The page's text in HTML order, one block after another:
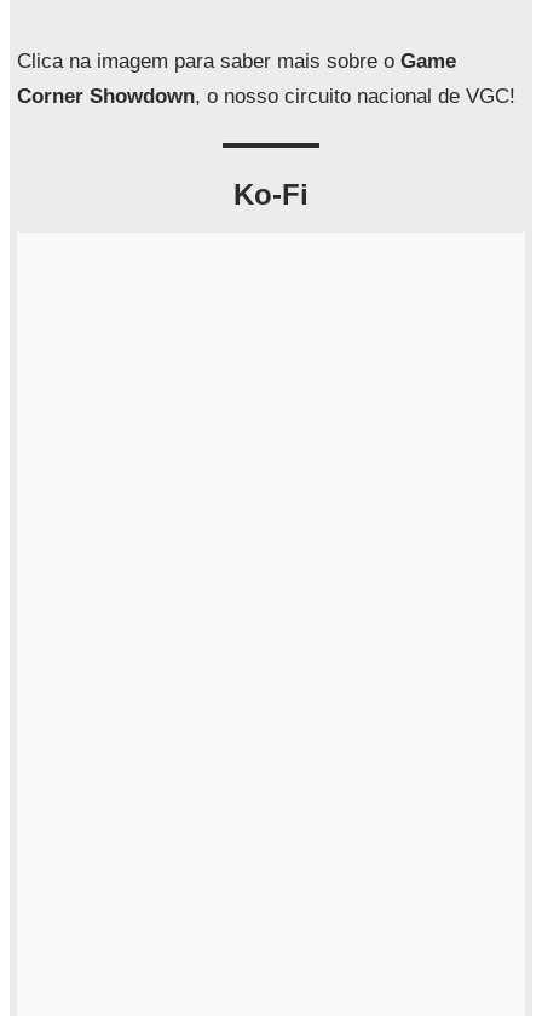
a
Clica na imagem para saber mais sobre o Game
Corner Showdown, o nosso circuito nacional de VGC!
Ko-Fi